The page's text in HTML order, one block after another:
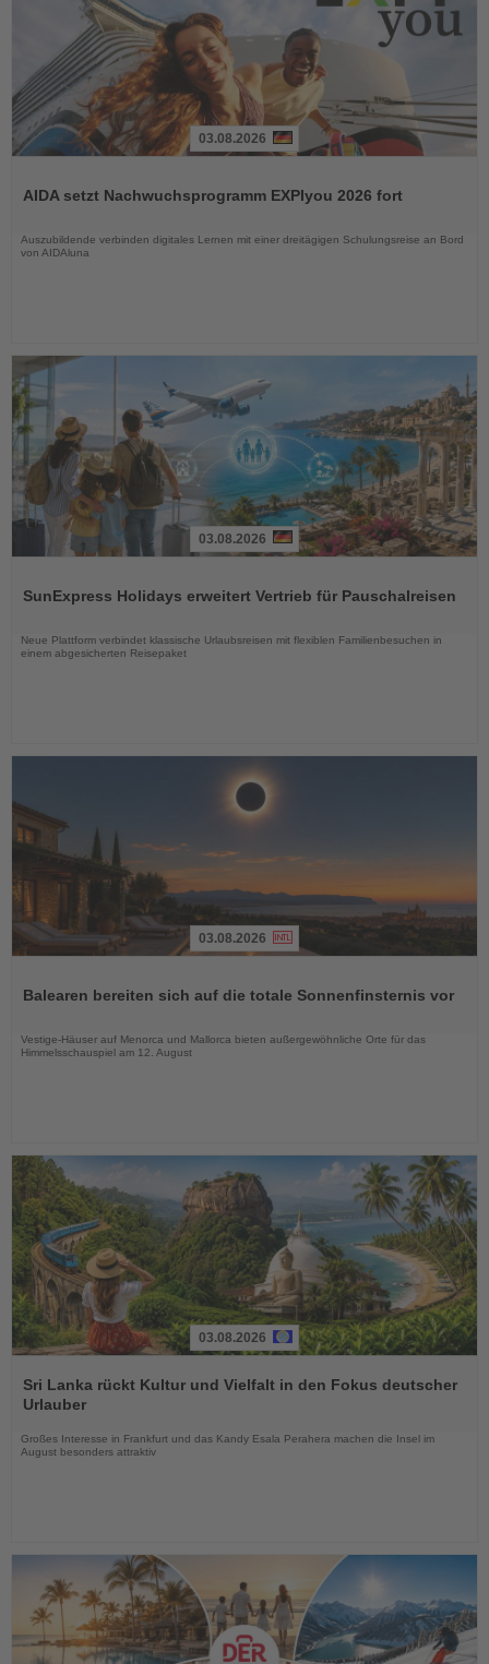
die
03.08.2026
AIDA setzt Nachwuchsprogramm EXPIyou 2026 fort
Auszubildende verbinden digitales Lernen mit einer dreitägigen Schulungsreise an Bord
von AIDAluna
die
03.08.2026
SunExpress Holidays erweitert Vertrieb für Pauschalreisen
Neue Plattform verbindet klassische Urlaubsreisen mit flexiblen Familienbesuchen in
einem abgesicherten Reisepaket
die
03.08.2026
Balearen bereiten sich auf die totale Sonnenfinsternis vor
Vestige-Häuser auf Menorca und Mallorca bieten außergewöhnliche Orte für das
Himmelsschauspiel am 12. August
Sie
die
03.08.2026
Sri Lanka rückt Kultur und Vielfalt in den Fokus deutscher
Urlauber
Großes Interesse in Frankfurt und das Kandy Esala Perahera machen die Insel im
August besonders attraktiv